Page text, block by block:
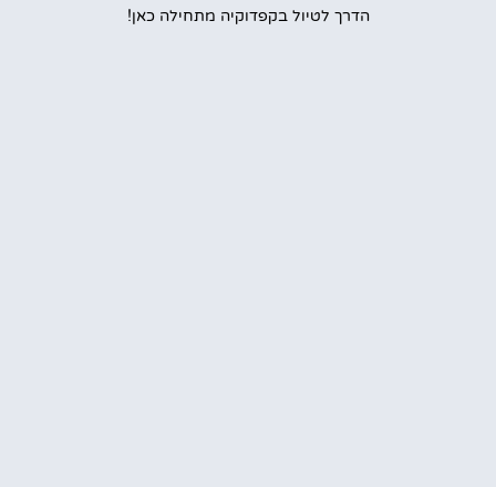
הדרך לטיול בקפדוקיה מתחילה כאן!